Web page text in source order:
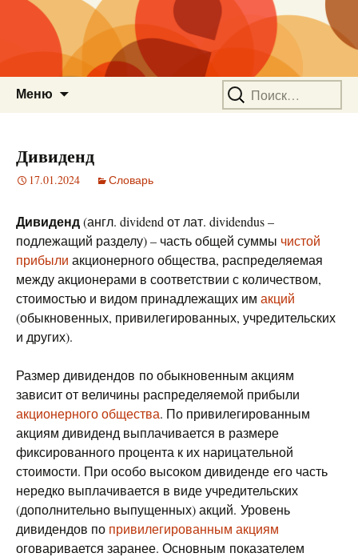
Меню Найти:
Дивиденд
17.01.2024 Словарь
Дивиденд(англ. dividend от лат. dividendus –
подлежащий разделу) – часть общей суммы чистой
прибыли акционерного общества, распределяемая
между акционерами в соответствии с количеством,
стоимостью и видом принадлежащих им акций
(обыкновенных, привилегированных, учредительских
и других).
Размер дивидендов по обыкновенным акциям
зависит от величины распределяемой прибыли
акционерного общества. По привилегированным
акциям дивиденд выплачивается в размере
фиксированного процента к их нарицательной
стоимости. При особо высоком дивиденде его часть
нередко выплачивается в виде учредительских
(дополнительно выпущенных) акций. Уровень
дивидендов по привилегированным акциям
оговаривается заранее. Основным показателем